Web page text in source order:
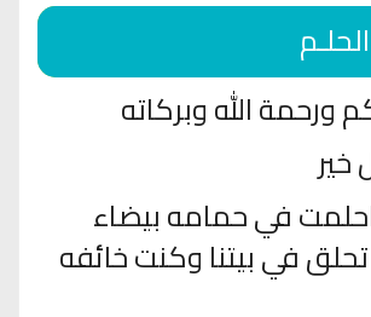
ورحمة الله وبركاته
خير
في حمامه بيضاء
في بيتنا وكنت خائفه